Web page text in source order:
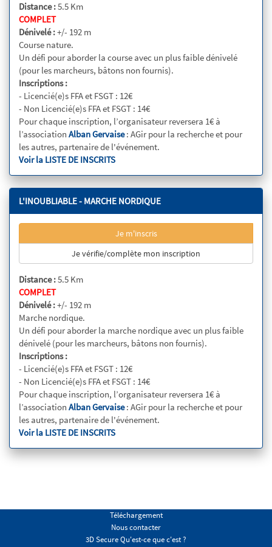
Distance :5.5 Km
COMPLET
Dénivelé :+/- 192 m
Course nature.
Un défi pour aborder la course avec un plus faible dénivelé
(pour les marcheurs, bâtons non fournis).
Inscriptions :
- Licencié(e)s FFA et FSGT : 12€
- Non Licencié(e)s FFA et FSGT : 14€
Pour chaque inscription, l’organisateur reversera 1€ à
l’association Alban Gervaise: AGir pour la recherche et pour
les autres, partenaire de l'événement.
Voir la LISTE DE INSCRITS
L'INOUBLIABLE - MARCHE NORDIQUE
Je m'inscris
Je vérifie/complète mon inscription
Distance :5.5 Km
COMPLET
Dénivelé :+/- 192 m
Marche nordique.
Un défi pour aborder la marche nordique avec un plus faible
dénivelé (pour les marcheurs, bâtons non fournis).
Inscriptions :
- Licencié(e)s FFA et FSGT : 12€
- Non Licencié(e)s FFA et FSGT : 14€
Pour chaque inscription, l’organisateur reversera 1€ à
l’association Alban Gervaise: AGir pour la recherche et pour
les autres, partenaire de l'événement.
Voir la LISTE DE INSCRITS
Téléchargement
Nous contacter
3D Secure Qu'est-ce que c'est ?